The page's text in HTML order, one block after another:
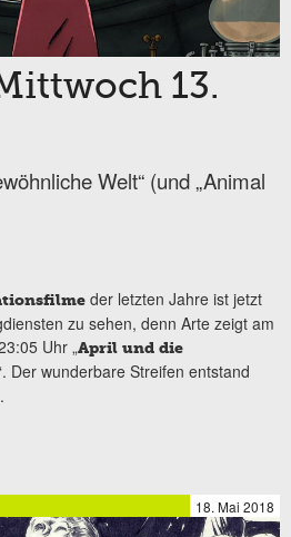
13.
Welt“ (und „Animal
der letzten Jahre ist jetzt
zu sehen, denn Arte zeigt am
Uhr „April und die
Der wunderbare Streifen entstand
18. Mai 2018